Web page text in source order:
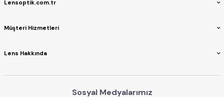
Lensoptik.com.tr
Müşteri Hizmetleri
Lens Hakkında
Sosyal Medyalarımız